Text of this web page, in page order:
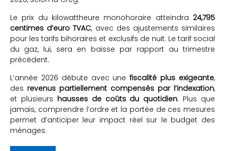
Le prix du kilowattheure monohoraire atteindra 24,795
centimes d’euro TVAC, avec des ajustements similaires
pour les tarifs bihoraires et exclusifs de nuit. Le tarif social
du gaz, lui, sera en baisse par rapport au trimestre
précédent.
L’année 2026 débute avec unefiscalité plus exigeante,
des revenus partiellement compensés par l’indexation,
et plusieurs hausses de coûts du quotidien. Plus que
jamais, comprendre l’ordre et la portée de ces mesures
permet d’anticiper leur impact réel sur le budget des
ménages.